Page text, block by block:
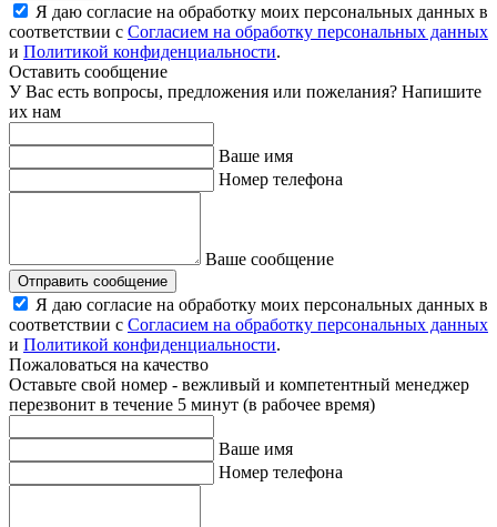
Я даю согласие на обработку моих персональных данных в
соответствии с Согласием на обработку персональных данных
и Политикой конфиденциальности.
Оставить сообщение
У Вас есть вопросы, предложения или пожелания? Напишите
их нам
Ваше имя
Номер телефона
Ваше сообщение
Отправить сообщение
Я даю согласие на обработку моих персональных данных в
соответствии с Согласием на обработку персональных данных
и Политикой конфиденциальности.
Пожаловаться на качество
Оставьте свой номер - вежливый и компетентный менеджер
перезвонит в течение 5 минут (в рабочее время)
Ваше имя
Номер телефона